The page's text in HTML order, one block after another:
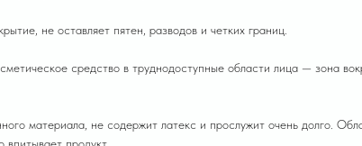
не оставляет пятен, разводов и четких границ.
средство в труднодоступные области лица — зона
материала, не содержит латекс и прослужит очень долго.